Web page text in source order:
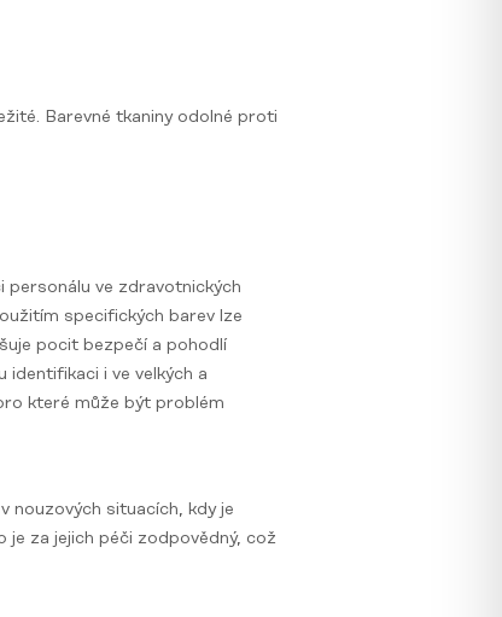
Barevné tkaniny odolné proti
personálu ve zdravotnických
specifických barev lze
pocit bezpečí a pohodlí
identifikaci i ve velkých a
které může být problém
nouzových situacích, kdy je
za jejich péči zodpovědný, což